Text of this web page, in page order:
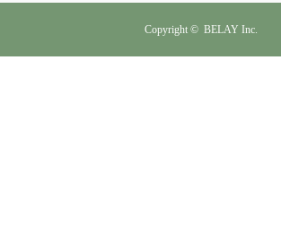
Copyright © BELAY Inc.